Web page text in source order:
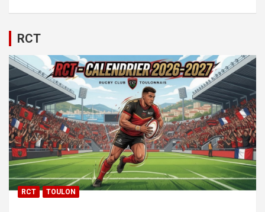
RCT
RCT TOULON